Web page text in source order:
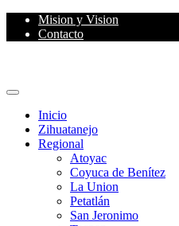
Skip
Mision y Vision
Contacto
Primary
Inicio
Zihuatanejo
Regional
Atoyac
Coyuca de Benítez
La Union
Petatlán
San Jeronimo